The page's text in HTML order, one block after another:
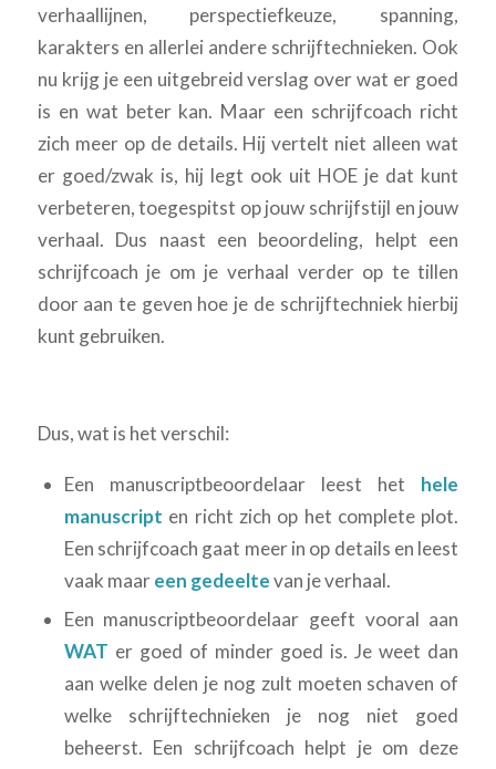
verhaallijnen, perspectiefkeuze, spanning,
karakters en allerlei andere schrijftechnieken. Ook
nu krijg je een uitgebreid verslag over wat er goed
is en wat beter kan. Maar een schrijfcoach richt
zich meer op de details. Hij vertelt niet alleen wat
er goed/zwak is, hij legt ook uit HOE je dat kunt
verbeteren, toegespitst op jouw schrijfstijl en jouw
verhaal. Dus naast een beoordeling, helpt een
schrijfcoach je om je verhaal verder op te tillen
door aan te geven hoe je de schrijftechniek hierbij
kunt gebruiken.
Dus, wat is het verschil:
Een manuscriptbeoordelaar leest het hele
manuscript en richt zich op het complete plot.
Een schrijfcoach gaat meer in op details en leest
vaak maareen gedeeltevan je verhaal.
Een manuscriptbeoordelaar geeft vooral aan
WAT er goed of minder goed is. Je weet dan
aan welke delen je nog zult moeten schaven of
welke schrijftechnieken je nog niet goed
beheerst. Een schrijfcoach helpt je om deze